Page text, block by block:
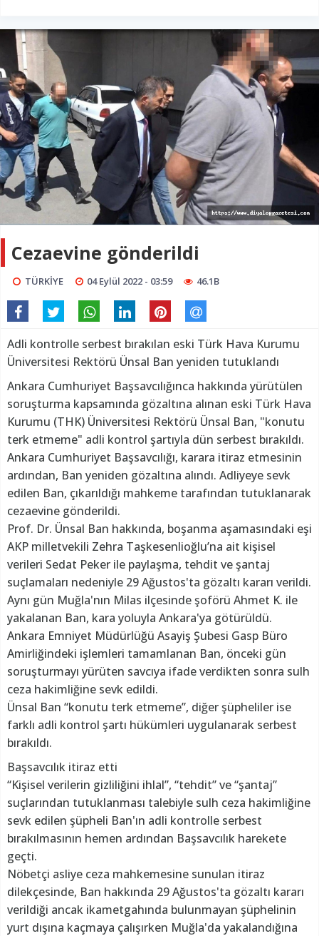
Cezaevine gönderildi
TÜRKİYE 04 Eylül 2022 - 03:59 46.1B
Adli kontrolle serbest bırakılan eski Türk Hava Kurumu
Üniversitesi Rektörü Ünsal Ban yeniden tutuklandı
Ankara Cumhuriyet Başsavcılığınca hakkında yürütülen
soruşturma kapsamında gözaltına alınan eski Türk Hava
Kurumu (THK) Üniversitesi Rektörü Ünsal Ban, "konutu
terk etmeme" adli kontrol şartıyla dün serbest bırakıldı.
Ankara Cumhuriyet Başsavcılığı, karara itiraz etmesinin
ardından, Ban yeniden gözaltına alındı. Adliyeye sevk
edilen Ban, çıkarıldığı mahkeme tarafından tutuklanarak
cezaevine gönderildi.
Prof. Dr. Ünsal Ban hakkında, boşanma aşamasındaki eşi
AKP milletvekili Zehra Taşkesenlioğlu’na ait kişisel
verileri Sedat Peker ile paylaşma, tehdit ve şantaj
suçlamaları nedeniyle 29 Ağustos'ta gözaltı kararı verildi.
Aynı gün Muğla'nın Milas ilçesinde şoförü Ahmet K. ile
yakalanan Ban, kara yoluyla Ankara'ya götürüldü.
Ankara Emniyet Müdürlüğü Asayiş Şubesi Gasp Büro
Amirliğindeki işlemleri tamamlanan Ban, önceki gün
soruşturmayı yürüten savcıya ifade verdikten sonra sulh
ceza hakimliğine sevk edildi.
Ünsal Ban “konutu terk etmeme”, diğer şüpheliler ise
farklı adli kontrol şartı hükümleri uygulanarak serbest
bırakıldı.
Başsavcılık itiraz etti
“Kişisel verilerin gizliliğini ihlal”, “tehdit” ve “şantaj”
suçlarından tutuklanması talebiyle sulh ceza hakimliğine
sevk edilen şüpheli Ban'ın adli kontrolle serbest
bırakılmasının hemen ardından Başsavcılık harekete
geçti.
Nöbetçi asliye ceza mahkemesine sunulan itiraz
dilekçesinde, Ban hakkında 29 Ağustos'ta gözaltı kararı
verildiği ancak ikametgahında bulunmayan şüphelinin
yurt dışına kaçmaya çalışırken Muğla'da yakalandığına